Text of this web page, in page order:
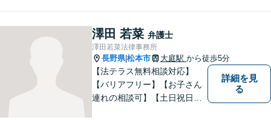
せください。お気持ちに寄り
添い、より良い選択ができる
よう全力を尽くします。【法
テラス利用可】
澤田 若菜 弁護士
澤田若菜法律事務所
長野県|松本市 大庭駅 から徒歩5分
【法テラス無料相談対応】
【バリアフリー】【お子さん
連れの相談可】【土日祝日応
詳細を見
る